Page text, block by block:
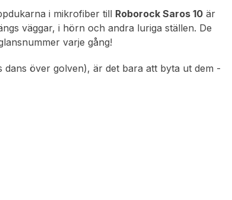
i mikrofiber till Roborock Saros 10 är
väggar, i hörn och andra luriga ställen. De
varje gång!
över golven), är det bara att byta ut dem -